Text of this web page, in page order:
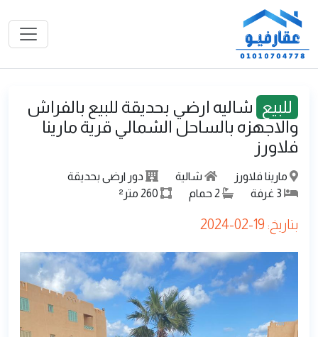
للبيع
شاليه ارضي بحديقة للبيع بالفراش
والاجهزه بالساحل الشمالي قرية مارينا
فلاورز
مارينا فلاورز شالية
دور ارضى بحديقة
3 غرفة 2 حمام 260 متر²
بتاريخ: 19-02-2024